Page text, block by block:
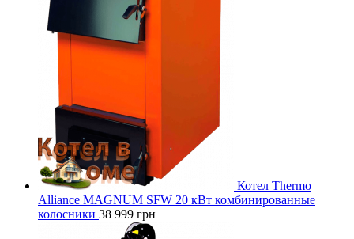
Котел Thermo
Alliance MAGNUM SFW 20 кВт комбинированные
колосники 38 999 грн